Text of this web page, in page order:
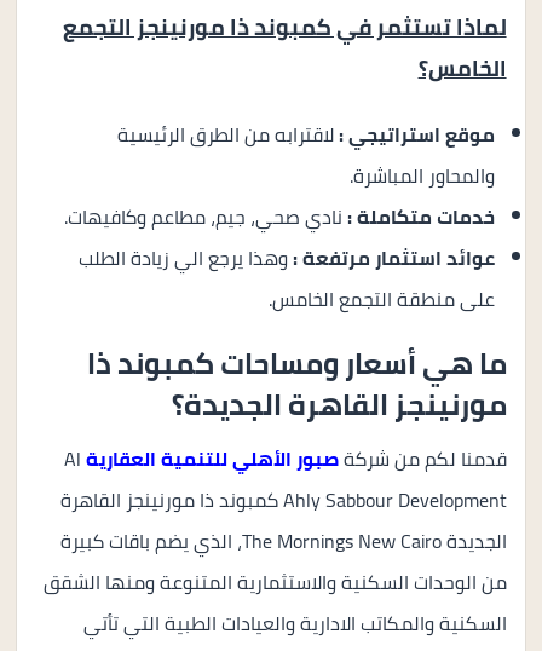
لماذا تستثمر في كمبوند ذا مورنينجز التجمع
الخامس؟
موقع استراتيجي :لاقترابه من الطرق الرئيسية
والمحاور المباشرة.
خدمات متكاملة :نادي صحي، جيم، مطاعم وكافيهات.
عوائد استثمار مرتفعة :وهذا يرجع الي زيادة الطلب
على منطقة التجمع الخامس.
ما هي أسعار ومساحات كمبوند ذا
مورنينجز القاهرة الجديدة؟
قدمنا لكم من شركةصبور الأهلي للتنمية العقاريةAl
Ahly Sabbour Development كمبوند ذا مورنينجز القاهرة
الجديدة The Mornings New Cairo، الذي يضم باقات كبيرة
من الوحدات السكنية والاستثمارية المتنوعة ومنها الشقق
السكنية والمكاتب الادارية والعيادات الطبية التي تأتي